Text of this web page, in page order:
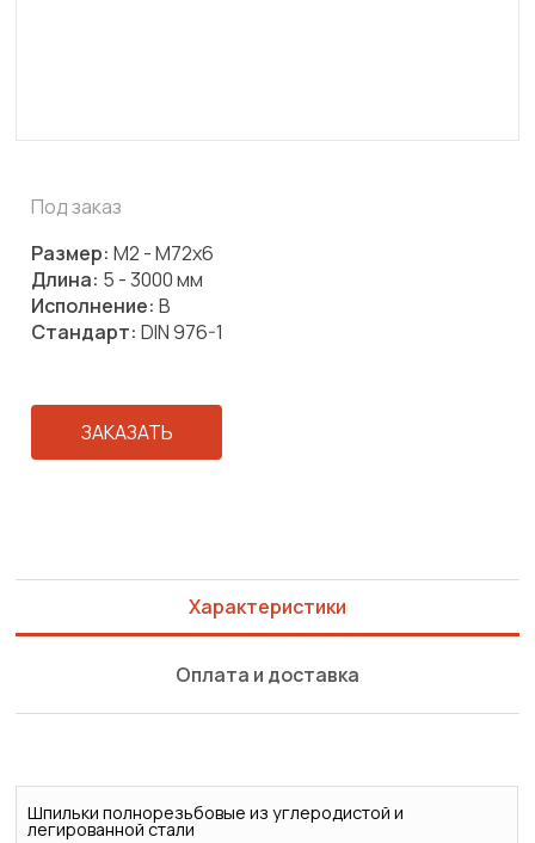
Под заказ
Размер: М2 - М72х6
Длина: 5 - 3000 мм
Исполнение: B
Стандарт: DIN 976-1
ЗАКАЗАТЬ
Характеристики
Оплата и доставка
Шпильки полнорезьбовые из углеродистой и
легированной стали